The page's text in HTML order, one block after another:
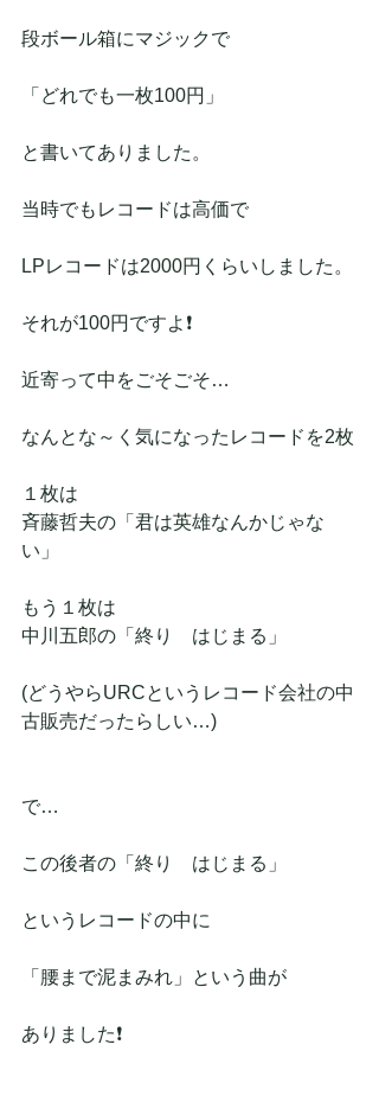
段ボール箱にマジックで
「どれでも一枚100円」
と書いてありました。
当時でもレコードは高価で
LPレコードは2000円くらいしました。
それが100円ですよ❗
近寄って中をごそごそ…
なんとな～く気になったレコードを2枚
１枚は
斉藤哲夫の「君は英雄なんかじゃな
い」
もう１枚は
中川五郎の「終り　はじまる」
(どうやらURCというレコード会社の中
古販売だったらしい…)
で…
この後者の「終り　はじまる」
というレコードの中に
「腰まで泥まみれ」という曲が
ありました❗